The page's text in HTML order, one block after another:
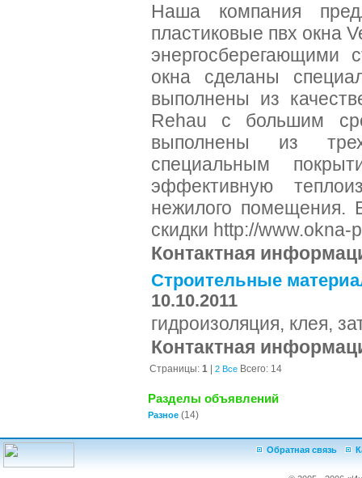
Наша компания
пластиковые пвх окна
энергосберегающими
окна сделаны
выполнены из
Rehau с большим
выполнены из
специальным
эффективную
нежилого помещения.
скидки http://www.okna-
Контактная
Строительные
10.10.2011
гидроизоляция, клея,
Контактная
Страницы: 1 2 Все Всего: 14
Разделы объявлений
Разное (14)
Обратная связь